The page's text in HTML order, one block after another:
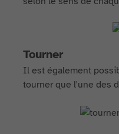
Tourner
Il est également
tourner que l'une des